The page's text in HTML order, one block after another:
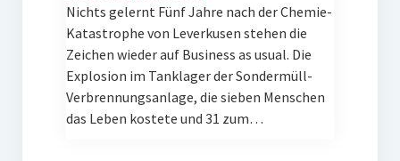
Nichts gelernt Fünf Jahre nach der Chemie-
Katastrophe von Leverkusen stehen die
Zeichen wieder auf Business as usual. Die
Explosion im Tanklager der Sondermüll-
Verbrennungsanlage, die sieben Menschen
das Leben kostete und 31 zum…